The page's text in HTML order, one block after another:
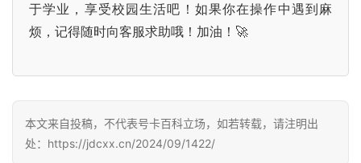
荐
号
码
于学业，享受校园生活吧！如果你在操作中遇到麻
烦，记得随时向客服求助哦！加油！🚀
本文来自投稿，不代表号卡百科立场，如若转载，请注明出
处：https://jdcxx.cn/2024/09/1422/